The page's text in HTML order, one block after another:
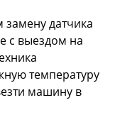
датчика
с выездом на
температуру
машину в